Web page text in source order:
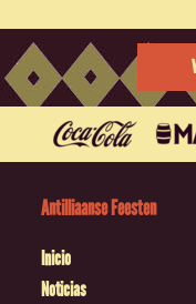
Antilliaanse Feesten
Inicio
Noticias